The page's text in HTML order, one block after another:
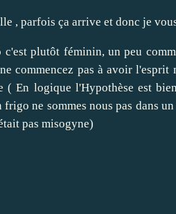
, parfois ça arrive et donc je
plutôt féminin, un peu
commencez pas à avoir
( En logique l'Hypothèse est
frigo ne sommes nous pas dans
pas misogyne)